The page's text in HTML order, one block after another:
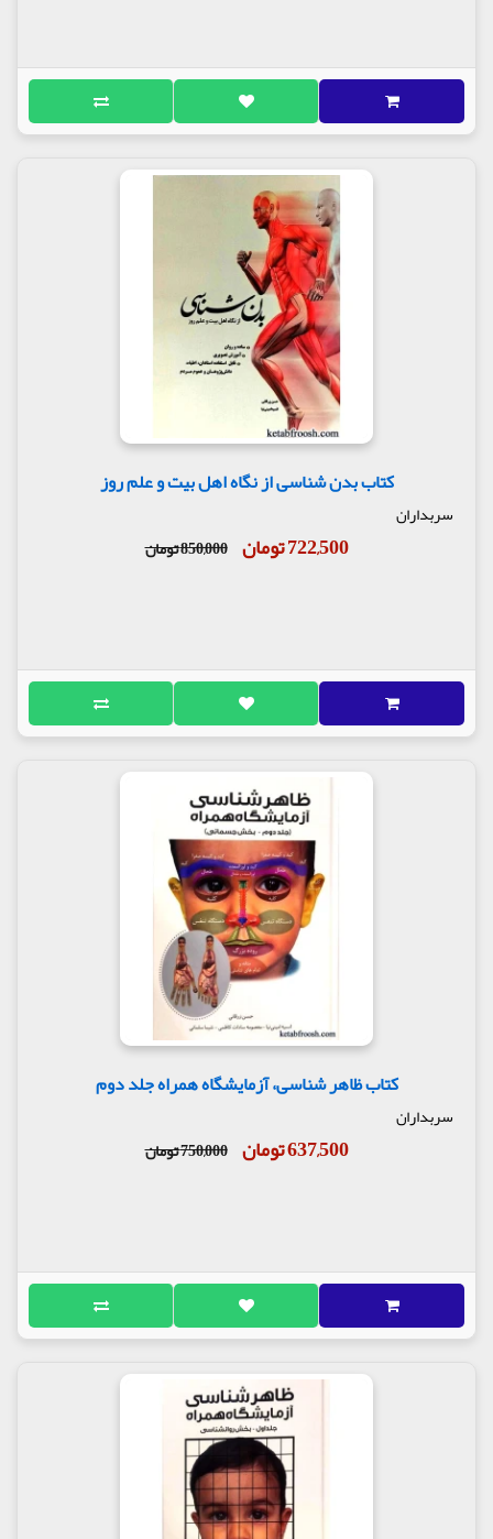
کتاب بدن شناسی از نگاه اهل بیت و علم روز
سربداران
722,500 تومان 850,000 تومان
کتاب ظاهر شناسی، آزمایشگاه همراه جلد دوم
سربداران
637,500 تومان 750,000 تومان